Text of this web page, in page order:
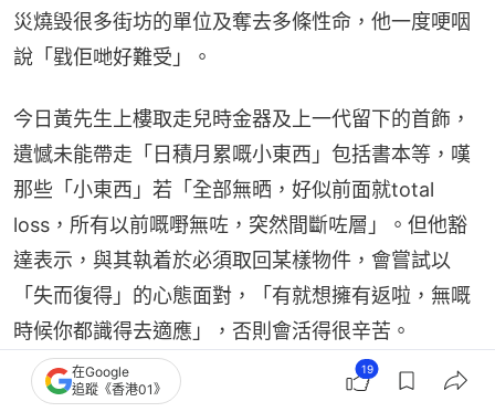
災燒毁很多街坊的單位及奪去多條性命，他一度哽咽
說「戥佢哋好難受」。
今日黃先生上樓取走兒時金器及上一代留下的首飾，
遺憾未能帶走「日積月累嘅小東西」包括書本等，嘆
那些「小東西」若「全部無晒，好似前面就total
loss，所有以前嘅嘢無咗，突然間斷咗層」。但他豁
達表示，與其執着於必須取回某樣物件，會嘗試以
「失而復得」的心態面對，「有就想擁有返啦，無嘅
時候你都識得去適應」，否則會活得很辛苦。
面對離家及安置，黃先生指「而家最當務之急梗係有
在Google
追蹤《香港01》
19